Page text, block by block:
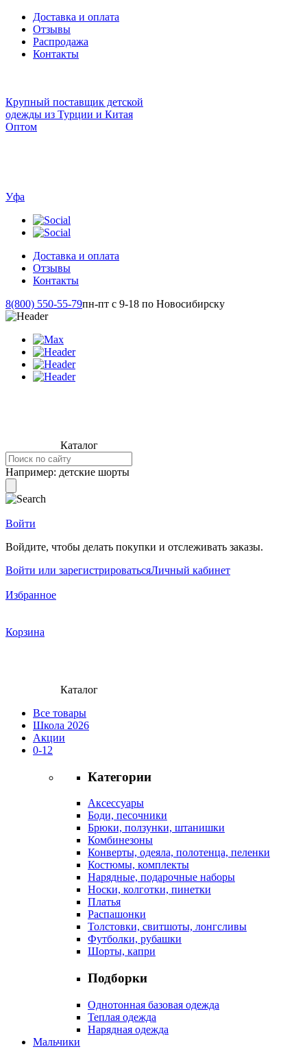
Доставка и оплата
Отзывы
Распродажа
Контакты
Крупный поставщик детской
одежды из Турции и Китая
Оптом
Уфа
Доставка и оплата
Отзывы
Контакты
8(800) 550-55-79пн-пт с 9-18 по Новосибирску
Каталог
Например: детские шорты
Войти
Войдите, чтобы делать покупки и отслеживать заказы.
Войти или зарегистрироватьсяЛичный кабинет
Избранное
Корзина
Каталог
Все товары
Школа 2026
Акции
0-12
Категории
Аксессуары
Боди, песочники
Брюки, ползунки, штанишки
Комбинезоны
Конверты, одеяла, полотенца, пеленки
Костюмы, комплекты
Нарядные, подарочные наборы
Носки, колготки, пинетки
Платья
Распашонки
Толстовки, свитшоты, лонгсливы
Футболки, рубашки
Шорты, капри
Подборки
Однотонная базовая одежда
Теплая одежда
Нарядная одежда
Мальчики